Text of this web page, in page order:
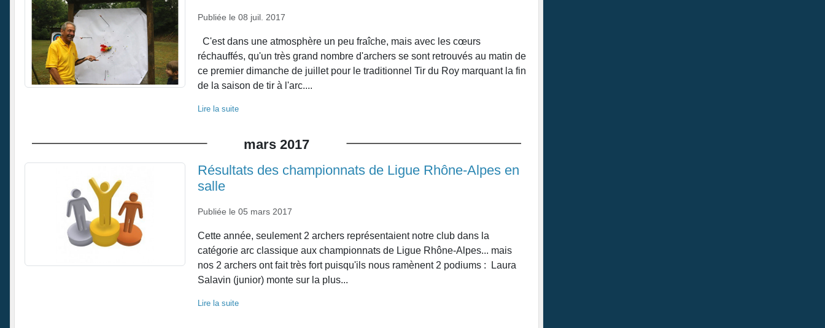
Publiée le 08 juil. 2017
C'est dans une atmosphère un peu fraîche, mais avec les cœurs
réchauffés, qu'un très grand nombre d'archers se sont retrouvés au matin de
ce premier dimanche de juillet pour le traditionnel Tir du Roy marquant la fin
de la saison de tir à l'arc....
Lire la suite
mars 2017
Résultats des championnats de Ligue Rhône-Alpes en
salle
Publiée le 05 mars 2017
Cette année, seulement 2 archers représentaient notre club dans la
catégorie arc classique aux championnats de Ligue Rhône-Alpes... mais
nos 2 archers ont fait très fort puisqu'ils nous ramènent 2 podiums : Laura
Salavin (junior) monte sur la plus...
Lire la suite